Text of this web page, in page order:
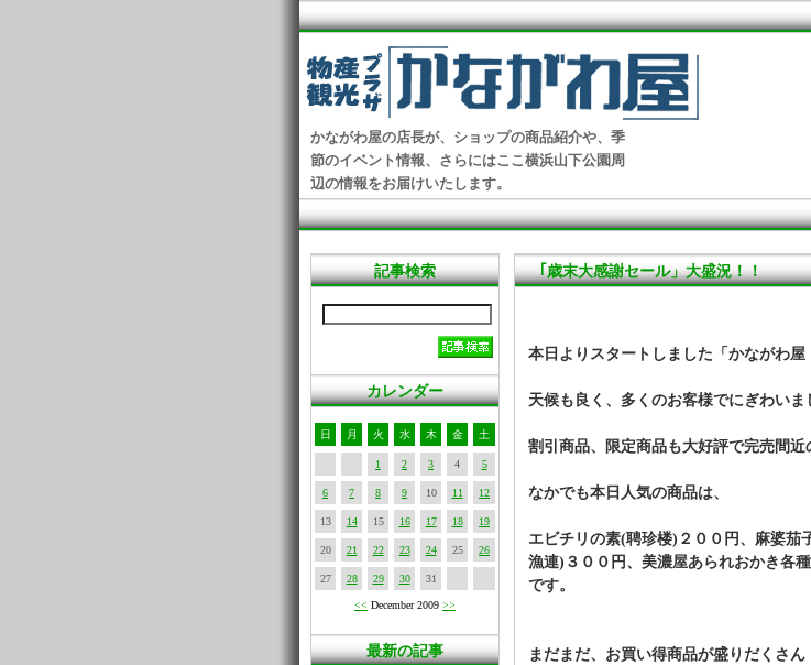
かながわ屋の店長が、ショップの商品紹介や、季
節のイベント情報、さらにはここ横浜山下公園周
辺の情報をお届けいたします。
記事検索
カレンダー
日 月 火 水 木 金 土
1 2 3 4 5
6 7 8 9 10 11 12
13 14 15 16 17 18 19
20 21 22 23 24 25 26
27 28 29 30 31
<< December 2009 >>
最新の記事
｢歳末大感謝セール」大盛況！！
本日よりスタートしました「かながわ
天候も良く、多くのお客様でにぎわいま
割引商品、限定商品も大好評で完売間近
なかでも本日人気の商品は、
エビチリの素(聘珍楼)２００円、麻婆茄
漁連)３００円、美濃屋あられおかき
です。
まだまだ、お買い得商品が盛りだくさん